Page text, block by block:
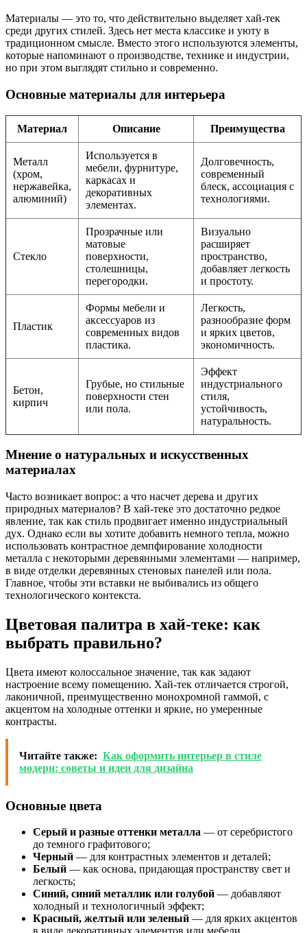
Материалы — это то, что действительно выделяет хай-тек
среди других стилей. Здесь нет места классике и уюту в
традиционном смысле. Вместо этого используются элементы,
которые напоминают о производстве, технике и индустрии,
но при этом выглядят стильно и современно.
Основные материалы для интерьера
Материал Описание Преимущества
Металл
(хром,
нержавейка,
алюминий)
Используется в
мебели, фурнитуре,
каркасах и
декоративных
элементах.
Долговечность,
современный
блеск, ассоциация с
технологиями.
Стекло
Прозрачные или
матовые
поверхности,
столешницы,
перегородки.
Визуально
расширяет
пространство,
добавляет легкость
и простоту.
Пластик
Формы мебели и
аксессуаров из
современных видов
пластика.
Легкость,
разнообразие форм
и ярких цветов,
экономичность.
Бетон,
кирпич
Грубые, но стильные
поверхности стен
или пола.
Эффект
индустриального
стиля,
устойчивость,
натуральность.
Мнение о натуральных и искусственных
материалах
Часто возникает вопрос: а что насчет дерева и других
природных материалов? В хай-теке это достаточно редкое
явление, так как стиль продвигает именно индустриальный
дух. Однако если вы хотите добавить немного тепла, можно
использовать контрастное демпфирование холодности
металла с некоторыми деревянными элементами — например,
в виде отделки деревянных стеновых панелей или пола.
Главное, чтобы эти вставки не выбивались из общего
технологического контекста.
Цветовая палитра в хай-теке: как
выбрать правильно?
Цвета имеют колоссальное значение, так как задают
настроение всему помещению. Хай-тек отличается строгой,
лаконичной, преимущественно монохромной гаммой, с
акцентом на холодные оттенки и яркие, но умеренные
контрасты.
Читайте также: Как оформить интерьер в стиле
модерн: советы и идеи для дизайна
Основные цвета
Серый и разные оттенки металла — от серебристого
до темного графитового;
Черный — для контрастных элементов и деталей;
Белый — как основа, придающая пространству свет и
легкость;
Синий, синий металлик или голубой — добавляют
холодный и технологичный эффект;
Красный, желтый или зеленый — для ярких акцентов